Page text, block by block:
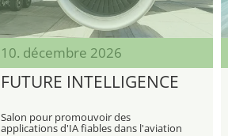
10. décembre 2026
FUTURE INTELLIGENCE
Salon pour promouvoir des
applications d'IA fiables dans l'aviation